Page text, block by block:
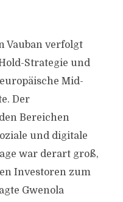
Vauban verfolgt
Strategie und
Mid-
Der
Bereichen
und digitale
war derart groß,
Investoren zum
Gwenola